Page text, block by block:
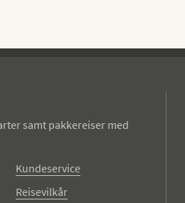
samt pakkereiser med
Kundeservice
Reisevilkår